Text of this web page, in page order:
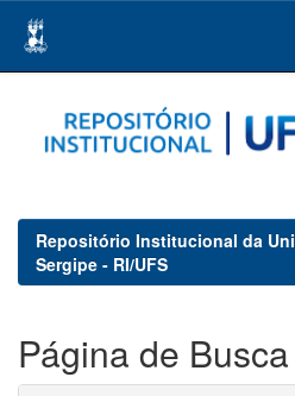
navigation
Repositório Institucional da
Sergipe - RI/UFS
Página de Busca